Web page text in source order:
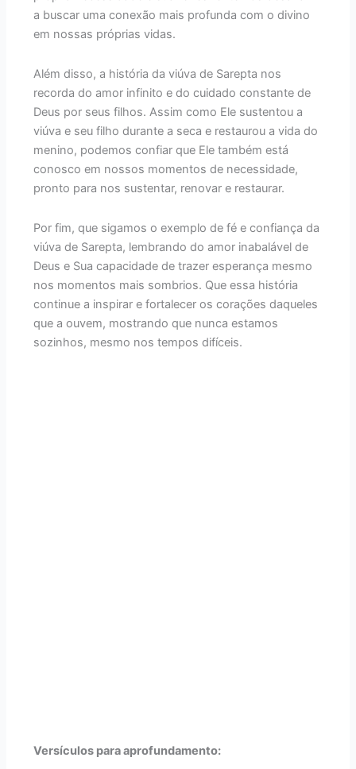
a buscar uma conexão mais profunda com o divino
em nossas próprias vidas.
Além disso, a história da viúva de Sarepta nos
recorda do amor infinito e do cuidado constante de
Deus por seus filhos. Assim como Ele sustentou a
viúva e seu filho durante a seca e restaurou a vida do
menino, podemos confiar que Ele também está
conosco em nossos momentos de necessidade,
pronto para nos sustentar, renovar e restaurar.
Por fim, que sigamos o exemplo de fé e confiança da
viúva de Sarepta, lembrando do amor inabalável de
Deus e Sua capacidade de trazer esperança mesmo
nos momentos mais sombrios. Que essa história
continue a inspirar e fortalecer os corações daqueles
que a ouvem, mostrando que nunca estamos
sozinhos, mesmo nos tempos difíceis.
Versículos para aprofundamento: